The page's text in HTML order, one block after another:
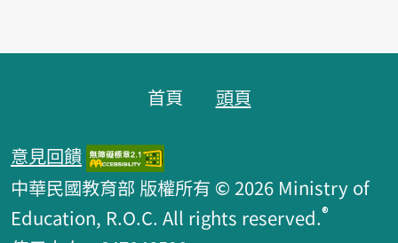
首頁 頭頁
意見回饋
中華民國教育部 版權所有 © 2026 Ministry of
Education, R.O.C. All rights reserved.®